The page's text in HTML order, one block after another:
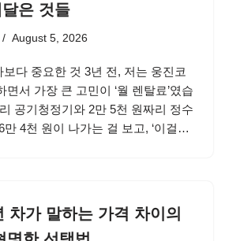
은 것들
August 5, 2026
다 중요한 것 3년 전, 저는 웅진코
서 가장 큰 고민이 ‘월 렌탈료’였습
공기청정기와 2만 5천 원짜리 정수
만 4천 원이 나가는 걸 보고, ‘이걸…
차가 말하는 가격 차이의